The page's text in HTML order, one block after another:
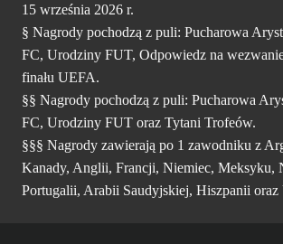
15 września 2026 r.
§ Nagrody pochodzą z puli: Pucharowa
FC, Urodziny FUT, Odpowiedz na
finału UEFA.
§§ Nagrody pochodzą z puli: Pucharowa
FC, Urodziny FUT oraz Tytani Trofeów.
§§§ Nagrody zawierają po 1 zawodniku z
Kanady, Anglii, Francji, Niemiec, Meksyku,
Portugalii, Arabii Saudyjskiej, Hiszpanii oraz